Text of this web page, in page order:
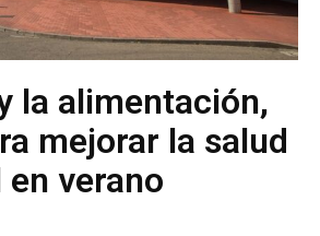
la alimentación,
mejorar la salud
verano